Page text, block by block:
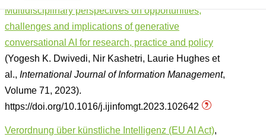
Multidisciplinary perspectives on opportunities,
challenges and implications of generative
conversational AI for research, practice and policy
(Yogesh K. Dwivedi, Nir Kashetri, Laurie Hughes et
al., International Journal of Information Management,
Volume 71, 2023).
https://doi.org/10.1016/j.ijinfomgt.2023.102642
Verordnung über künstliche Intelligenz (EU AI Act),